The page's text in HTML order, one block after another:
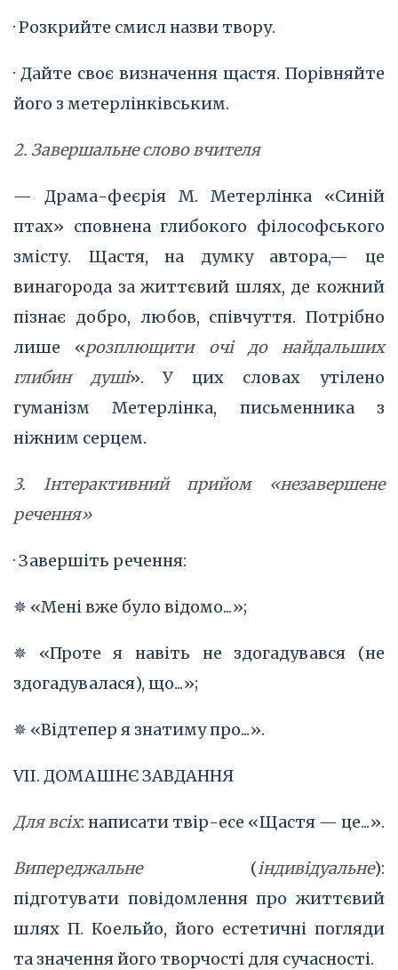
· Розкрийте смисл назви твору.
· Дайте своє визначення щастя. Порівняйте
його з метерлінківським.
2. Завершальне слово вчителя
— Драма-феєрія М. Метерлінка «Синій
птах» сповнена глибокого філософського
змісту. Щастя, на думку автора,— це
винагорода за життєвий шлях, де кожний
пізнає добро, любов, співчуття. Потрібно
лише «розплющити очі до найдальших
глибин душі». У цих словах утілено
гуманізм Метерлінка, письменника з
ніжним серцем.
3. Інтерактивний прийом «незавершене
речення»
· Завершіть речення:
✵ «Мені вже було відомо...»;
✵ «Проте я навіть не здогадувався (не
здогадувалася), що...»;
✵ «Відтепер я знатиму про...».
VІІ. ДОМАШНЄ ЗАВДАННЯ
Для всіх: написати твір-есе «Щастя — це...».
Випереджальне(індивідуальне):
підготувати повідомлення про життєвий
шлях П. Коельйо, його естетичні погляди
та значення його творчості для сучасності.